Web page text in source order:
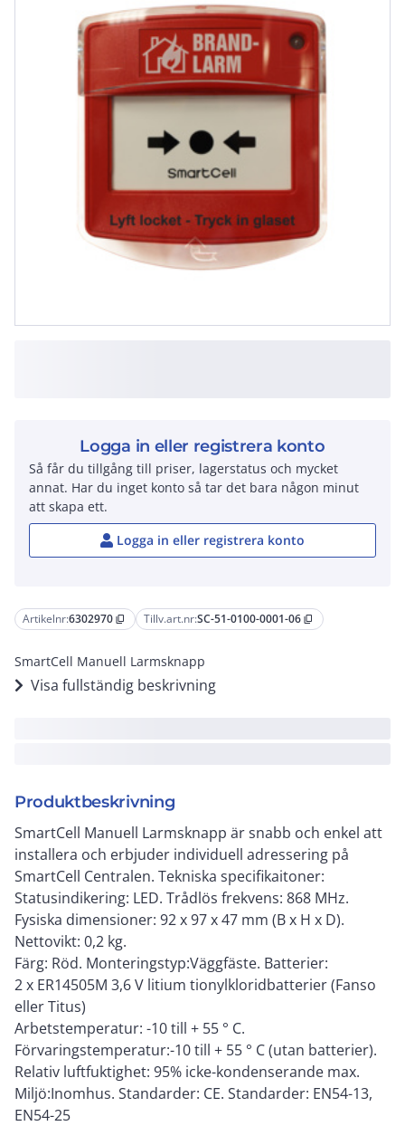
Artikelnr:6302970 content_copy Tillv.art.nr:SC-51-0100-0001-06 content_copy
SmartCell Manuell Larmsknapp
Visa fullständig beskrivning
Produktbeskrivning
SmartCell Manuell Larmsknapp är snabb och enkel att
installera och erbjuder individuell adressering på
SmartCell Centralen. Tekniska specifikaitoner:
Statusindikering: LED. Trådlös frekvens: 868 MHz.
Fysiska dimensioner: 92 x 97 x 47 mm (B x H x D).
Nettovikt: 0,2 kg.
Färg: Röd. Monteringstyp:Väggfäste. Batterier:
2 x ER14505M 3,6 V litium tionylkloridbatterier (Fanso
eller Titus)
Arbetstemperatur: -10 till + 55 ° C.
Förvaringstemperatur:-10 till + 55 ° C (utan batterier).
Relativ luftfuktighet: 95% icke-kondenserande max.
Miljö:Inomhus. Standarder: CE. Standarder: EN54-13,
EN54-25
Logga in eller registrera konto
Så får du tillgång till priser, lagerstatus och mycket
annat. Har du inget konto så tar det bara någon minut
att skapa ett.
Logga in eller registrera konto